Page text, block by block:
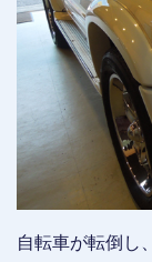
自転車が転倒し